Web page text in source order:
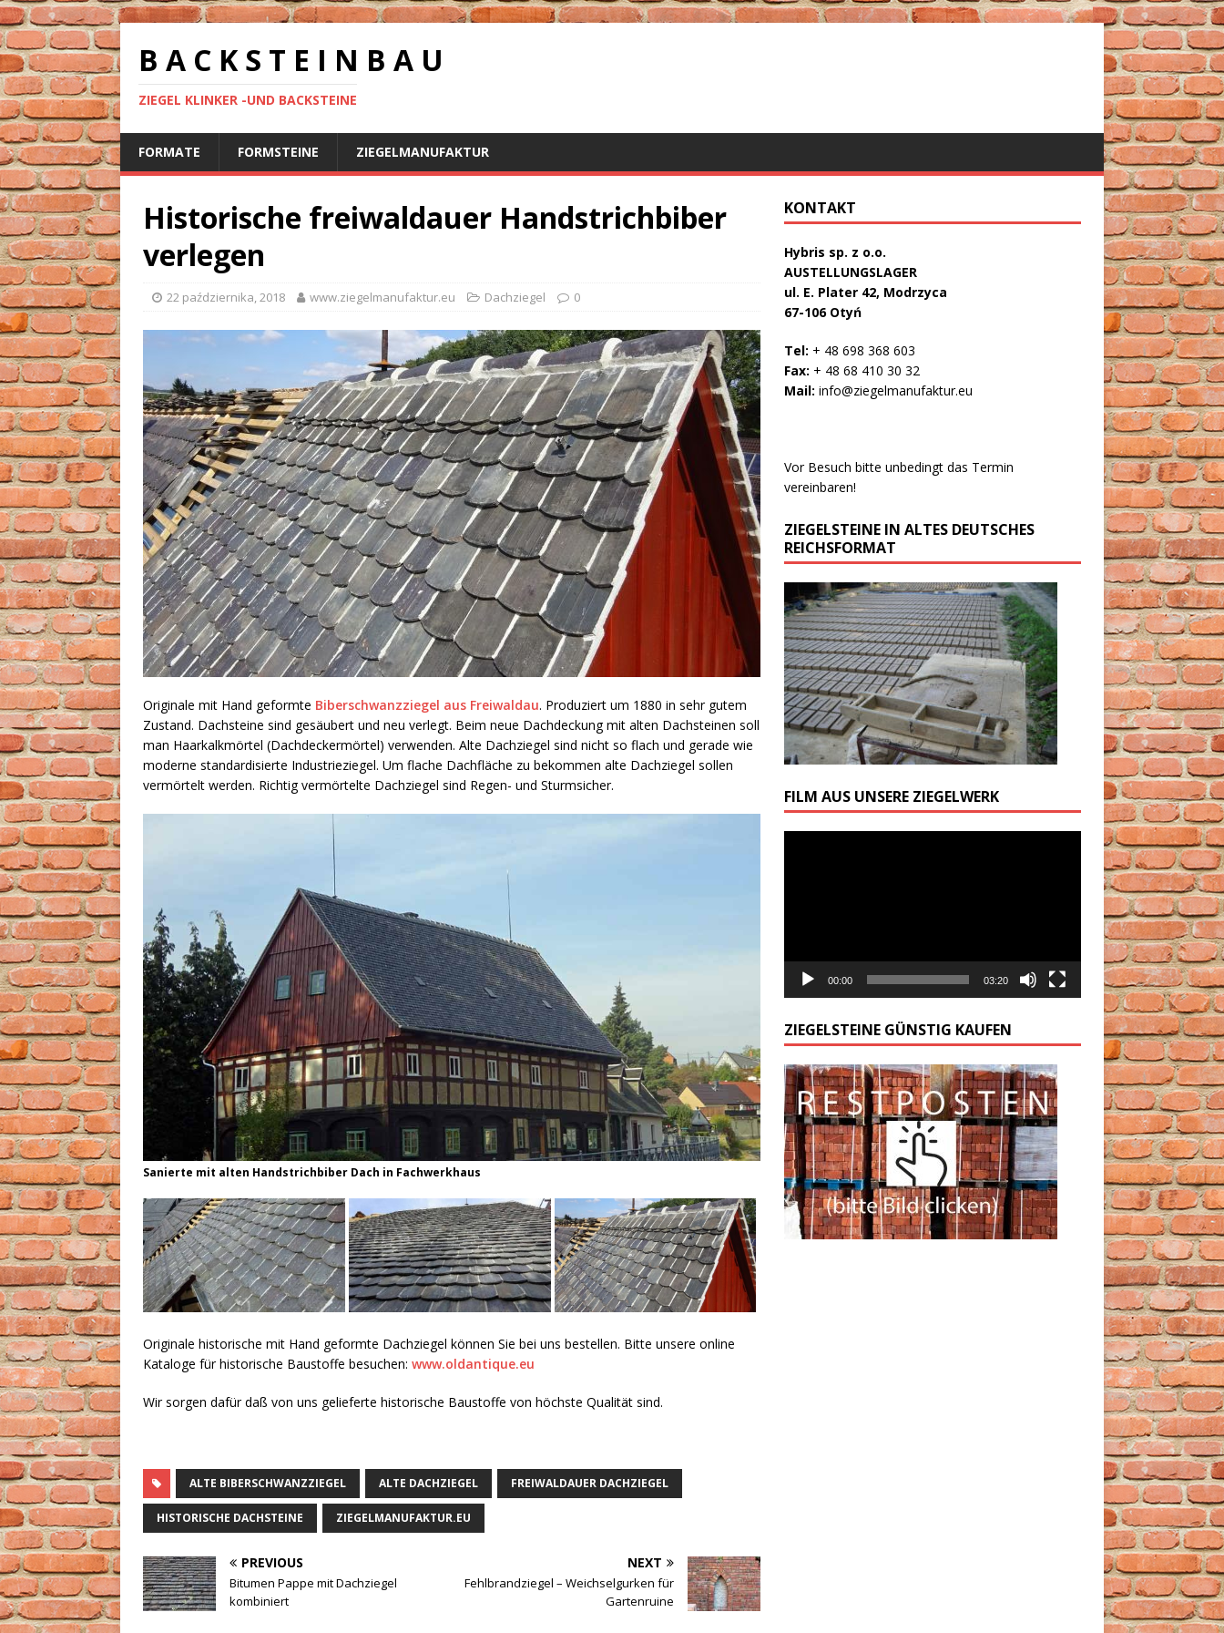
B A C K S T E I N B A U
ZIEGEL KLINKER -UND BACKSTEINE
FORMATE FORMSTEINE ZIEGELMANUFAKTUR
Historische freiwaldauer Handstrichbiber
verlegen
22 października, 2018 www.ziegelmanufaktur.eu Dachziegel 0
Originale mit Hand geformte Biberschwanzziegel aus Freiwaldau. Produziert um 1880 in sehr gutem
Zustand. Dachsteine sind gesäubert und neu verlegt. Beim neue Dachdeckung mit alten Dachsteinen soll
man Haarkalkmörtel (Dachdeckermörtel) verwenden. Alte Dachziegel sind nicht so flach und gerade wie
moderne standardisierte Industrieziegel. Um flache Dachfläche zu bekommen alte Dachziegel sollen
vermörtelt werden. Richtig vermörtelte Dachziegel sind Regen- und Sturmsicher.
Sanierte mit alten Handstrichbiber Dach in Fachwerkhaus
Originale historische mit Hand geformte Dachziegel können Sie bei uns bestellen. Bitte unsere online
Kataloge für historische Baustoffe besuchen: www.oldantique.eu
Wir sorgen dafür daß von uns gelieferte historische Baustoffe von höchste Qualität sind.
ALTE BIBERSCHWANZZIEGEL ALTE DACHZIEGEL FREIWALDAUER DACHZIEGEL
HISTORISCHE DACHSTEINE ZIEGELMANUFAKTUR.EU
PREVIOUS
Bitumen Pappe mit Dachziegel
kombiniert
NEXT
Fehlbrandziegel – Weichselgurken für
Gartenruine
KONTAKT
Hybris sp. z o.o.
AUSTELLUNGSLAGER
ul. E. Plater 42, Modrzyca
67-106 Otyń
Tel: + 48 698 368 603
Fax: + 48 68 410 30 32
Mail: info@ziegelmanufaktur.eu
Vor Besuch bitte unbedingt das Termin
vereinbaren!
ZIEGELSTEINE IN ALTES DEUTSCHES
REICHSFORMAT
FILM AUS UNSERE ZIEGELWERK
00:00 03:20
ZIEGELSTEINE GÜNSTIG KAUFEN